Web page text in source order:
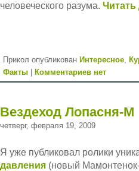
человеческого разума. Читать
Прикол опубликован Интересное,
Факты
Комментариев нет
Вездеход Лопасня-М
четверг, февраля 19, 2009
Я уже публиковал ролики
давления (новый